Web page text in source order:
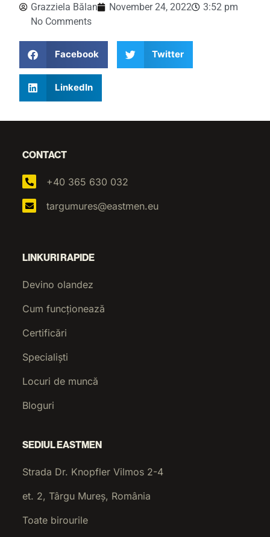
Grazziela Bălan November 24, 2022
3:52 pm
No Comments
Facebook Twitter
LinkedIn
CONTACT
+40 365 630 032
targumures@eastmen.eu
LINKURI RAPIDE
Devino olandez
Cum funcționează
Certificări
Specialiști
Locuri de muncă
Bloguri
SEDIUL EASTMEN
Strada Dr. Knopfler Vilmos 2-4
et. 2, Târgu Mureș, România
Toate birourile